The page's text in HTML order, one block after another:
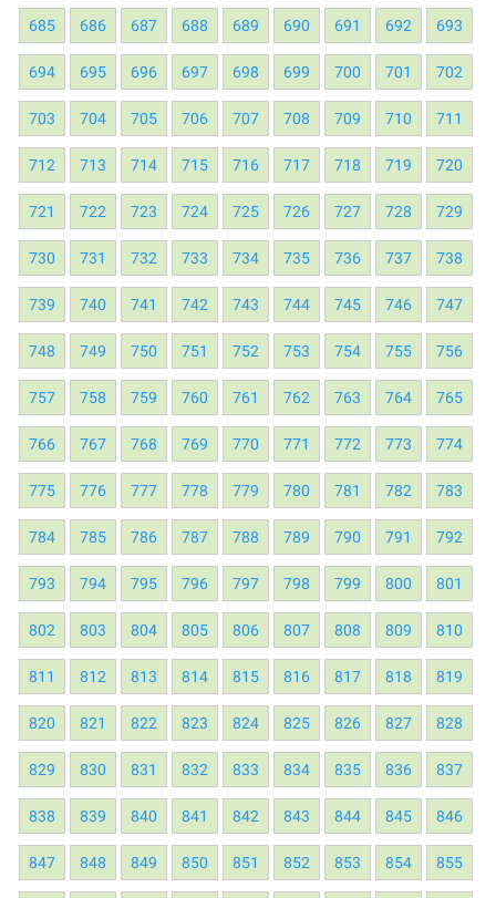
685 686 687 688 689 690 691 692 693
694 695 696 697 698 699 700 701 702
703 704 705 706 707 708 709 710 711
712 713 714 715 716 717 718 719 720
721 722 723 724 725 726 727 728 729
730 731 732 733 734 735 736 737 738
739 740 741 742 743 744 745 746 747
748 749 750 751 752 753 754 755 756
757 758 759 760 761 762 763 764 765
766 767 768 769 770 771 772 773 774
775 776 777 778 779 780 781 782 783
784 785 786 787 788 789 790 791 792
793 794 795 796 797 798 799 800 801
802 803 804 805 806 807 808 809 810
811 812 813 814 815 816 817 818 819
820 821 822 823 824 825 826 827 828
829 830 831 832 833 834 835 836 837
838 839 840 841 842 843 844 845 846
847 848 849 850 851 852 853 854 855